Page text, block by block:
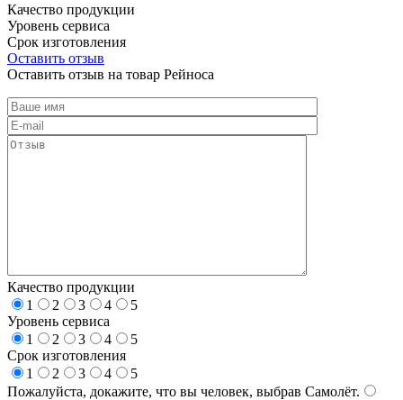
Качество продукции
Уровень сервиса
Срок изготовления
Оставить отзыв
Оставить отзыв на товар Рейноса
Качество продукции
1
2 3 4
5
Уровень сервиса
1
2 3 4
5
Срок изготовления
1
2 3 4
5
Пожалуйста, докажите, что вы человек, выбрав Самолёт.